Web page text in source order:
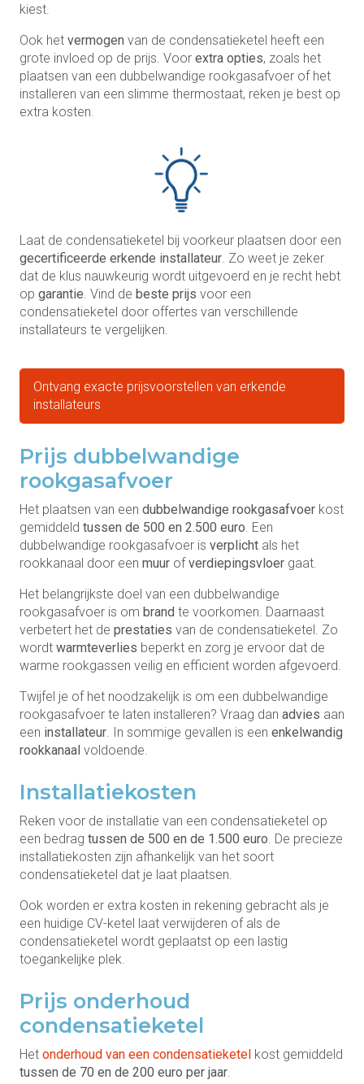
kiest.
Ook het vermogen van de condensatieketel heeft een
grote invloed op de prijs. Voor extra opties, zoals het
plaatsen van een dubbelwandige rookgasafvoer of het
installeren van een slimme thermostaat, reken je best op
extra kosten.
Laat de condensatieketel bij voorkeur plaatsen door een
gecertificeerde erkende installateur . Zo weet je zeker
dat de klus nauwkeurig wordt uitgevoerd en je recht hebt
op garantie . Vind de beste prijs voor een
condensatieketel door offertes van verschillende
installateurs te vergelijken.
Ontvang exacte prijsvoorstellen van erkende
installateurs
Prijs dubbelwandige
rookgasafvoer
Het plaatsen van een dubbelwandige rookgasafvoer kost
gemiddeld tussen de 500 en 2.500 euro . Een
dubbelwandige rookgasafvoer is verplicht als het
rookkanaal door een muur ofverdiepingsvloer gaat.
Het belangrijkste doel van een dubbelwandige
rookgasafvoer is om brand te voorkomen. Daarnaast
verbetert het de prestaties van de condensatieketel. Zo
wordt warmteverlies beperkt en zorg je ervoor dat de
warme rookgassen veilig en efficient worden afgevoerd.
Twijfel je of het noodzakelijk is om een dubbelwandige
rookgasafvoer te laten installeren? Vraag dan advies aan
een installateur . In sommige gevallen is een enkelwandig
rookkanaal voldoende.
Installatiekosten
Reken voor de installatie van een condensatieketel op
een bedrag tussen de 500 en de 1.500 euro . De precieze
installatiekosten zijn afhankelijk van het soort
condensatieketel dat je laat plaatsen.
Ook worden er extra kosten in rekening gebracht als je
een huidige CV-ketel laat verwijderen of als de
condensatieketel wordt geplaatst op een lastig
toegankelijke plek.
Prijs onderhoud
condensatieketel
Het onderhoud van een condensatieketel kost gemiddeld
tussen de 70 en de 200 euro per jaar